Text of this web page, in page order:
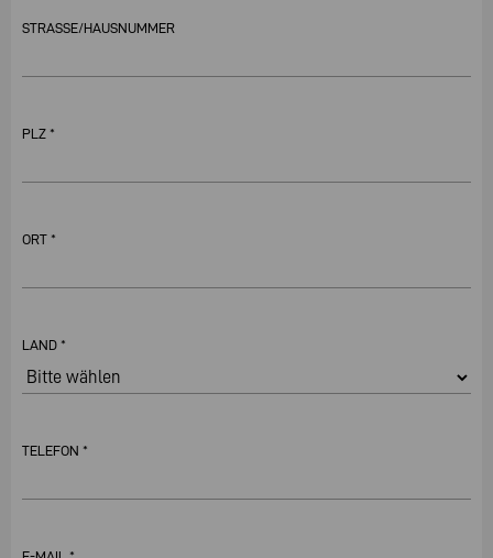
STRASSE/HAUSNUMMER
PLZ *
ORT *
LAND *
TELEFON *